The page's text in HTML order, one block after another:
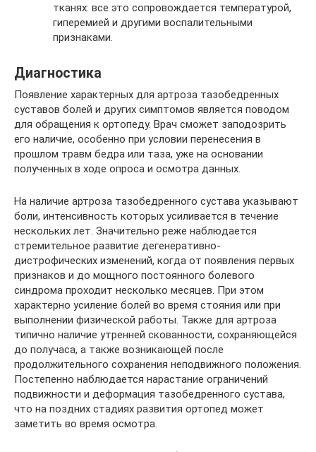
тканях: все это сопровождается температурой,
гиперемией и другими воспалительными
признаками.
Диагностика
Появление характерных для артроза тазобедренных
суставов болей и других симптомов является поводом
для обращения к ортопеду. Врач сможет заподозрить
его наличие, особенно при условии перенесения в
прошлом травм бедра или таза, уже на основании
полученных в ходе опроса и осмотра данных.
На наличие артроза тазобедренного сустава указывают
боли, интенсивность которых усиливается в течение
нескольких лет. Значительно реже наблюдается
стремительное развитие дегенеративно-
дистрофических изменений, когда от появления первых
признаков и до мощного постоянного болевого
синдрома проходит несколько месяцев. При этом
характерно усиление болей во время стояния или при
выполнении физической работы. Также для артроза
типично наличие утренней скованности, сохраняющейся
до получаса, а также возникающей после
продолжительного сохранения неподвижного положения.
Постепенно наблюдается нарастание ограничений
подвижности и деформация тазобедренного сустава,
что на поздних стадиях развития ортопед может
заметить во время осмотра.